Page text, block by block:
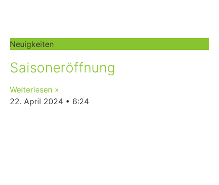
Neuigkeiten
Saisoneröffnung
Weiterlesen »
22. April 2024
6:24